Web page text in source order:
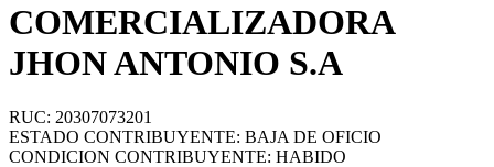
COMERCIALIZADORA
JHON ANTONIO S.A
RUC: 20307073201
ESTADO CONTRIBUYENTE: BAJA DE OFICIO
CONDICION CONTRIBUYENTE: HABIDO